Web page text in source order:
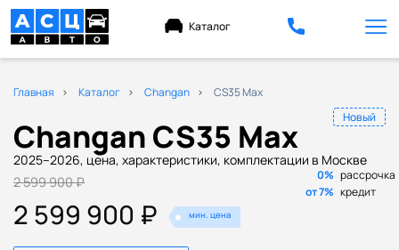
Каталог
Главная Каталог Changan CS35 Max
Changan CS35 Max
2025–2026, цена, характеристики, комплектации в Москве
Новый
0% рассрочка
от 7% кредит
2 599 900 ₽
2 599 900 ₽ мин. цена